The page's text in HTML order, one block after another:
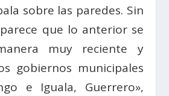
sobre las paredes. Sin
que lo anterior se
muy reciente y
gobiernos municipales
e Iguala, Guerrero»,